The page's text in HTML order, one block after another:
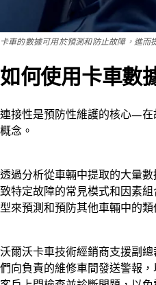
卡車的數據可用於預測和防止故障，進而
如何使用卡車數
連接性是預防性維護的核心—
概念。
透過分析從車輛中提取的大量
致特定故障的常見模式和因素
型來預測和預防其他車輛中的類
沃爾沃卡車技術經銷商支援副
們向負責的維修車間發送警報